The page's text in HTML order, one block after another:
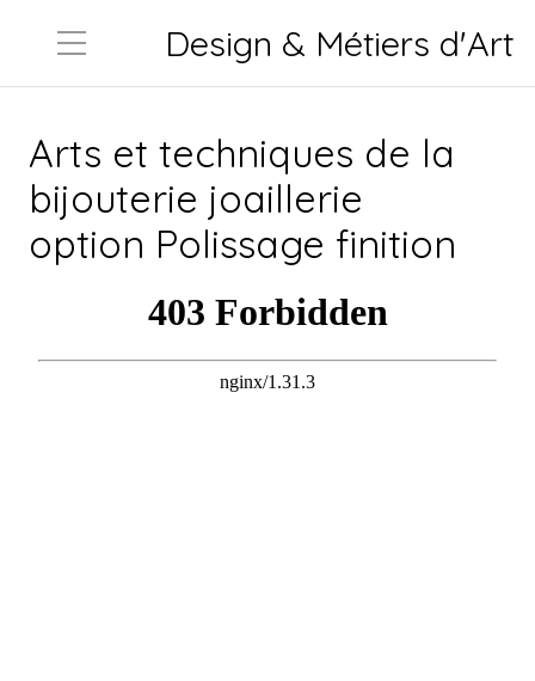
Design & Métiers d'Art
Arts et techniques de la
bijouterie joaillerie
option Polissage finition